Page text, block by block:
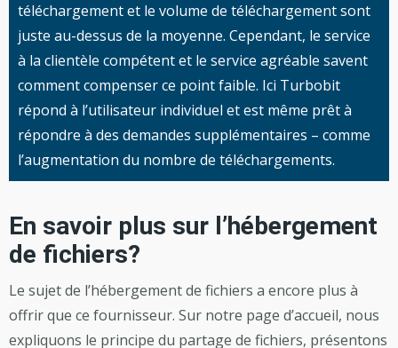
téléchargement et le volume de téléchargement sont
juste au-dessus de la moyenne. Cependant, le service
à la clientèle compétent et le service agréable savent
comment compenser ce point faible. Ici Turbobit
répond à l’utilisateur individuel et est même prêt à
répondre à des demandes supplémentaires – comme
l’augmentation du nombre de téléchargements.
En savoir plus sur l’hébergement
de fichiers?
Le sujet de l’hébergement de fichiers a encore plus à
offrir que ce fournisseur. Sur notre page d’accueil, nous
expliquons le principe du partage de fichiers, présentons